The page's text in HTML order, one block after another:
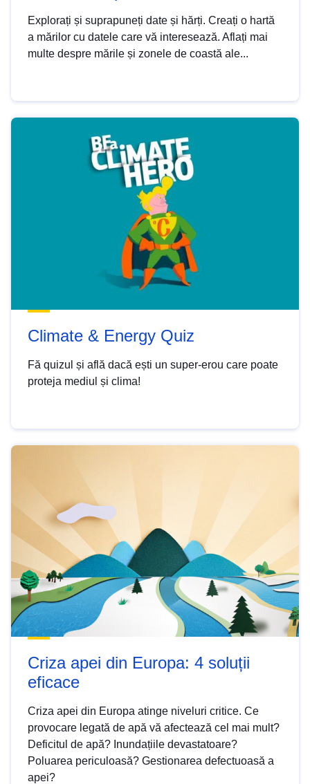
Explorați și suprapuneți date și hărți. Creați o hartă
a mărilor cu datele care vă interesează. Aflați mai
multe despre mările și zonele de coastă ale...
Climate & Energy Quiz
Fă quizul și află dacă ești un super-erou care poate
proteja mediul și clima!
Criza apei din Europa: 4 soluții
eficace
Criza apei din Europa atinge niveluri critice. Ce
provocare legată de apă vă afectează cel mai mult?
Deficitul de apă? Inundațiile devastatoare?
Poluarea periculoasă? Gestionarea defectuoasă a
apei?